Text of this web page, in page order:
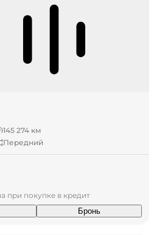
145 274 км
Передний
при покупке в кредит
Бронь